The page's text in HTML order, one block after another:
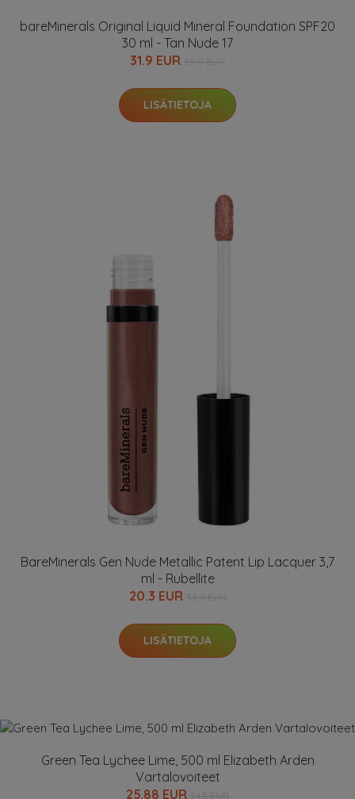
bareMinerals Original Liquid Mineral Foundation SPF20
30 ml - Tan Nude 17
31.9 EUR
LISÄTIETOJA
BareMinerals Gen Nude Metallic Patent Lip Lacquer 3,7
ml - Rubellite
20.3 EUR
LISÄTIETOJA
Green Tea Lychee Lime, 500 ml Elizabeth Arden
Vartalovoiteet
25.88 EUR